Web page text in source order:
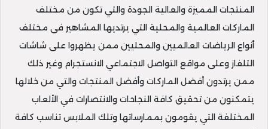
المنتجات المميزة والعالية الجودة والتي تكون من مختلف
الماركات العالمية والمحلية التي يرتديها المشاهير فى مختلف
أنواع الرياضات العالميين والمحليين ممن يظهروا على شاشات
التلفاز وعلى مواقع التواصل الاجتماعي الانستجرام وغير ذلك
ممن يرتدون أفضل الماركات وأفضل المنتجات والتي من خلالها
يتمكنون من تحقيق كافة النجاحات والانتصارات في الألعاب
المختلفة التي يقومون بممارساتها وتلك الملابس تناسب كافة